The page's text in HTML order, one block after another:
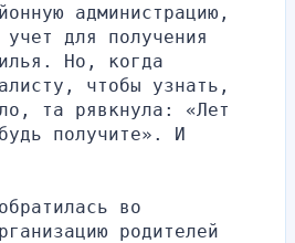
администрацию,
для получения
Но, когда
чтобы узнать,
та рявкнула: «Лет
получите». И
во
родителей